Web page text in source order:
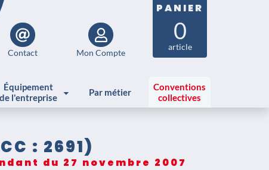
Contact Mon Compte
PANIER
0
article
Équipement
de l'entreprise
Par métier
Conventions
collectives
: 2691)
du 27 novembre 2007